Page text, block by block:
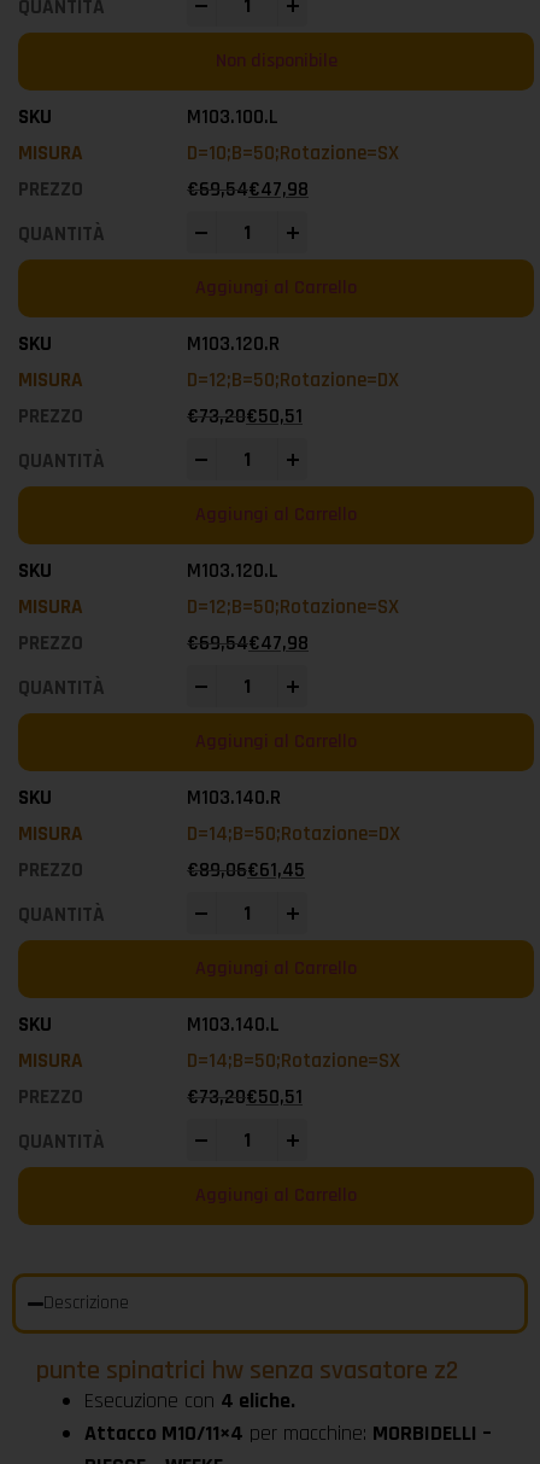
Non disponibile
M103.100.L
D=10;B=50;Rotazione=SX
€69,54€47,98
Aggiungi al Carrello
M103.120.R
D=12;B=50;Rotazione=DX
€73,20€50,51
Aggiungi al Carrello
M103.120.L
D=12;B=50;Rotazione=SX
€69,54€47,98
Aggiungi al Carrello
M103.140.R
D=14;B=50;Rotazione=DX
€89,06€61,45
Aggiungi al Carrello
M103.140.L
D=14;B=50;Rotazione=SX
€73,20€50,51
Aggiungi al Carrello
Descrizione
punte spinatrici hw senza svasatore z2
Esecuzione con 4 eliche.
Attacco M10/11×4 per macchine: MORBIDELLI –